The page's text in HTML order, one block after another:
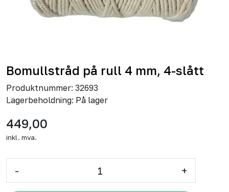
Bomullstråd på rull 4 mm, 4-slått
Produktnummer: 32693
Lagerbeholdning: På lager
449,00
inkl. mva.
- +